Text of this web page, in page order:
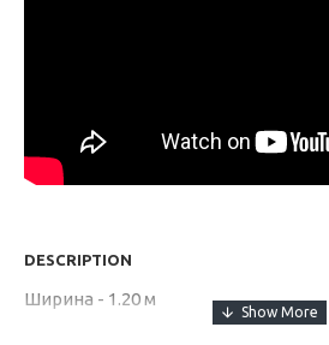
DESCRIPTION
Ширина - 1.20 м